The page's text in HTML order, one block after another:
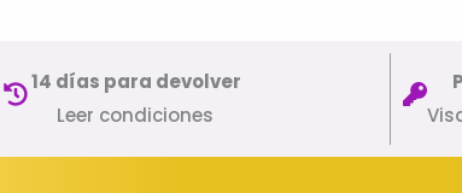
14 días para devolver
Leer condiciones